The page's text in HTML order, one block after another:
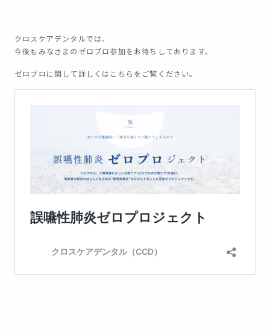
クロスケアデンタルでは、
今後もみなさまのゼロプロ参加をお待ちしております。
ゼロプロに関して詳しくはこちらをご覧ください。